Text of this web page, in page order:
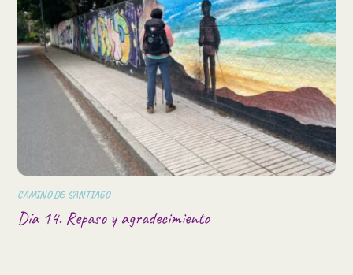
CAMINO DE SANTIAGO
Día 14. Repaso y agradecimiento